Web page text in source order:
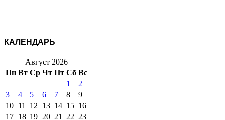
КАЛЕНДАРЬ
Август 2026
Пн Вт Ср Чт Пт Сб Вс
1
2
3
4 5 6 7 8
9
10 11 12 13 14 15 16
17 18 19 20 21 22 23